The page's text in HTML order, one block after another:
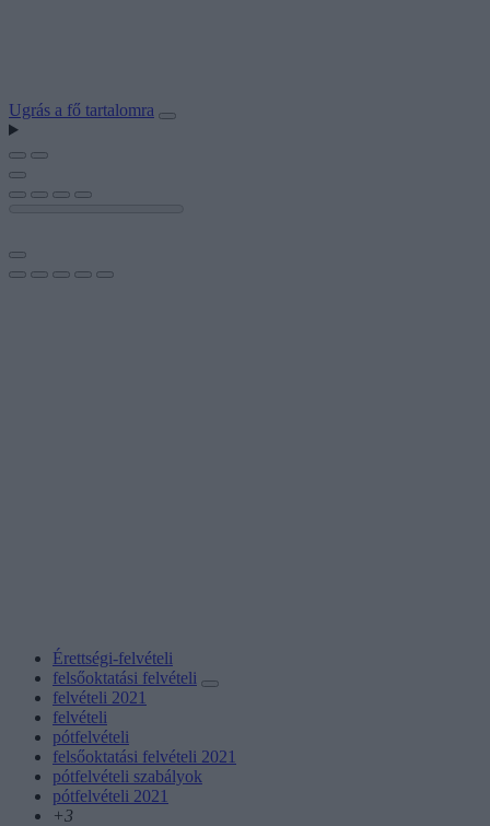
Ugrás a fő tartalomra
Érettségi-felvételi
felsőoktatási felvételi
felvételi 2021
felvételi
pótfelvételi
felsőoktatási felvételi 2021
pótfelvételi szabályok
pótfelvételi 2021
+3